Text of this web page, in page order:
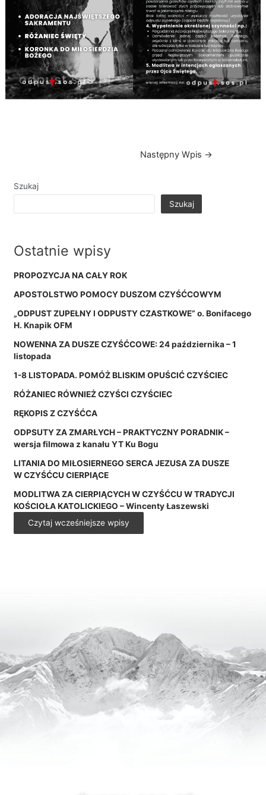
Następny Wpis →
Szukaj
Szukaj
Ostatnie wpisy
PROPOZYCJA NA CAŁY ROK
APOSTOLSTWO POMOCY DUSZOM CZYŚĆCOWYM
„ODPUST ZUPEŁNY I ODPUSTY CZASTKOWE” o. Bonifacego
H. Knapik OFM
NOWENNA ZA DUSZE CZYŚĆCOWE: 24 października – 1
listopada
1-8 LISTOPADA. POMÓŻ BLISKIM OPUŚCIĆ CZYŚCIEC
RÓŻANIEC RÓWNIEŻ CZYŚCI CZYŚCIEC
RĘKOPIS Z CZYŚĆCA
ODPSUTY ZA ZMARŁYCH – PRAKTYCZNY PORADNIK –
wersja filmowa z kanału YT Ku Bogu
LITANIA DO MIŁOSIERNEGO SERCA JEZUSA ZA DUSZE
W CZYŚĆCU CIERPIĄCE
MODLITWA ZA CIERPIĄCYCH W CZYŚĆCU W TRADYCJI
KOŚCIOŁA KATOLICKIEGO – Wincenty Łaszewski
Czytaj wcześniejsze wpisy